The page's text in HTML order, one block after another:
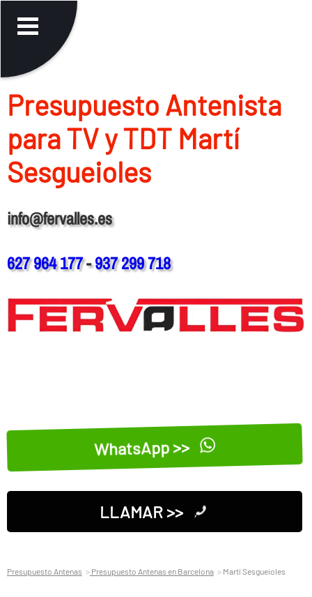
Presupuesto Antenista
para TV y TDT Martí
Sesgueioles
info@fervalles.es
627 964 177-937 299 718
WhatsApp >>
LLAMAR >>
Presupuesto Antenas Presupuesto Antenas en Barcelona Martí Sesgueioles